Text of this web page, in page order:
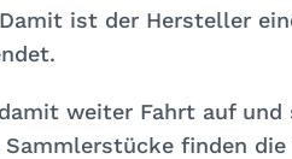
ist der Hersteller
weiter Fahrt auf
finden